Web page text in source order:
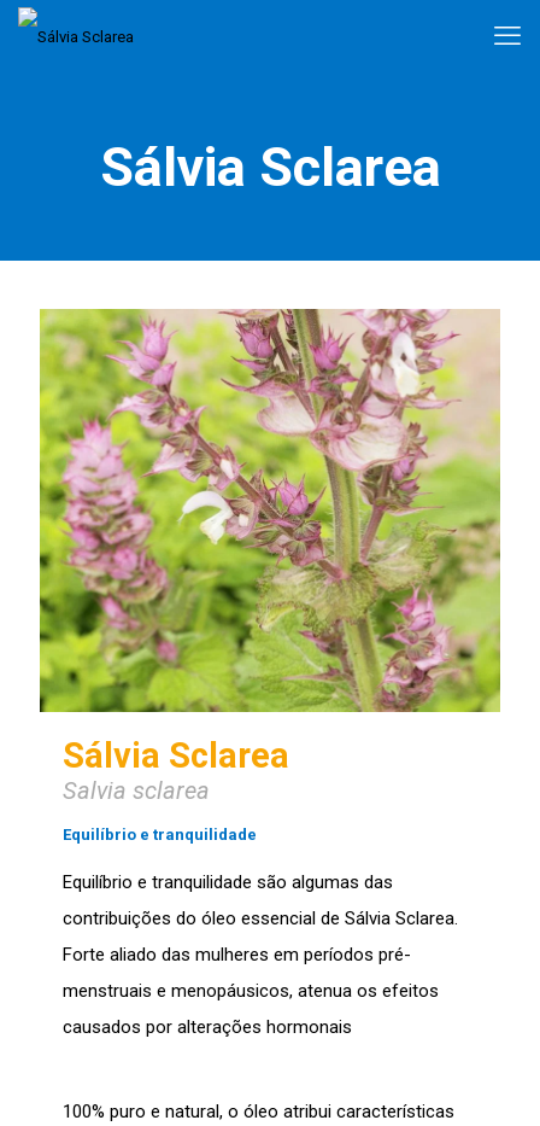
Sálvia Sclarea
Sálvia Sclarea
Salvia sclarea
Equilíbrio e tranquilidade
Equilíbrio e tranquilidade são algumas das
contribuições do óleo essencial de Sálvia Sclarea.
Forte aliado das mulheres em períodos pré-
menstruais e menopáusicos, atenua os efeitos
causados por alterações hormonais
100% puro e natural, o óleo atribui características